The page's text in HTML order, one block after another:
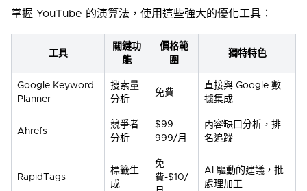
掌握 YouTube 的演算法，使用這些強大的優化工具：
工具
關鍵功
能
價格範
圍
獨特特色
Google Keyword
Planner
搜索量
分析
免費
直接與 Google 數
據集成
Ahrefs
競爭者
分析
$99-
999/月
內容缺口分析，排
名追蹤
RapidTags
標籤生
成
免
費-$10/
AI 驅動的建議，批
處理加工